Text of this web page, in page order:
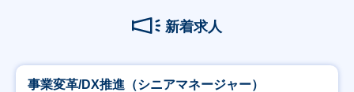
新着求人
事業変革/DX推進（シニアマネージャー）